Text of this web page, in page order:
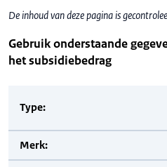
De inhoud van deze pagina is
Gebruik onderstaande
het subsidiebedrag
Type:
Merk: